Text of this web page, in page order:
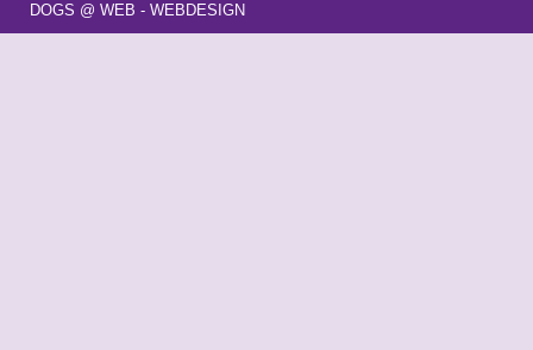
DOGS @ WEB - WEBDESIGN